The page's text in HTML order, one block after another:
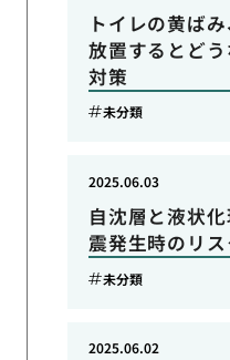
トイレの黄ば
放置するとど
対策
未分類
自沈層と液状
震発生時のリ
2025.06.03
未分類
2025.06.02